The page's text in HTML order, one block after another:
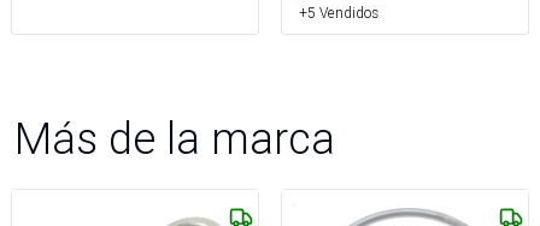
+5 Vendidos
Más de la marca